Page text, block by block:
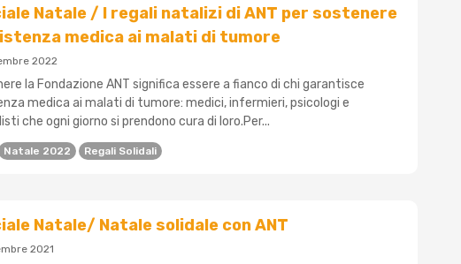
Natale / I regali natalizi di ANT per sostenere
medica ai malati di tumore
2022
la Fondazione ANT significa essere a fianco di chi garantisce
medica ai malati di tumore: medici, infermieri, psicologi e
che ogni giorno si prendono cura di loro.Per...
Natale 2022 Regali Solidali
Natale/ Natale solidale con ANT
2021